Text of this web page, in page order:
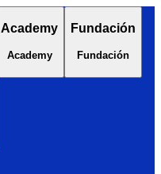
Academy
Academy
Fundación
Fundación